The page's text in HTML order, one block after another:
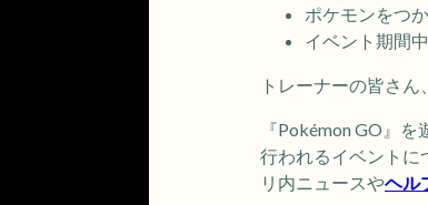
ポケモンをつ
イベント期間
トレーナーの皆さ
『Pokémon GO』
行われるイベントに
リ内ニュースやヘル